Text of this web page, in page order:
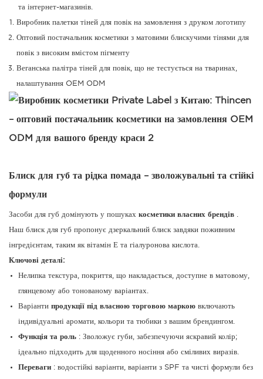
та інтернет-магазинів.
Виробник палетки тіней для повік на замовлення з друком логотипу
Оптовий постачальник косметики з матовими блискучими тінями для
повік з високим вмістом пігменту
Веганська палітра тіней для повік, що не тестується на тваринах,
налаштування OEM ODM
Блиск для губ та рідка помада – зволожувальні та стійкі
формули
Засоби для губ домінують у пошуках косметики власних брендів .
Наш блиск для губ пропонує дзеркальний блиск завдяки поживним
інгредієнтам, таким як вітамін Е та гіалуронова кислота.
Ключові деталі:
Нелипка текстура, покриття, що накладається, доступне в матовому,
глянцевому або тонованому варіантах.
Варіанти продукції під власною торговою маркоювключають
індивідуальні аромати, кольори та тюбики з вашим брендингом.
Функція та роль: Зволожує губи, забезпечуючи яскравий колір;
ідеально підходить для щоденного носіння або сміливих виразів.
Переваги: ​​водостійкі варіанти, варіанти з SPF та чисті формули без